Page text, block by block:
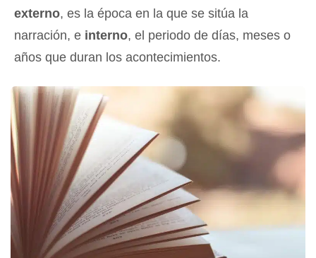
externo, es la época en la que se sitúa la
narración, e interno, el periodo de días, meses o
años que duran los acontecimientos.